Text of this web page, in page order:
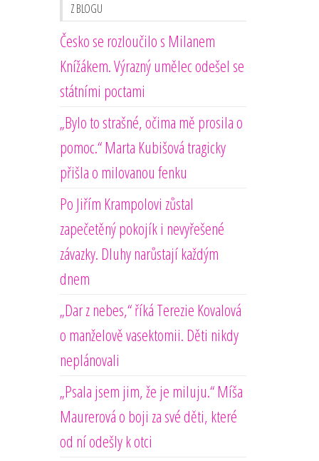
Z BLOGU
Česko se rozloučilo s Milanem
Knížákem. Výrazný umělec odešel se
státními poctami
„Bylo to strašné, očima mě prosila o
pomoc.“ Marta Kubišová tragicky
přišla o milovanou fenku
Po Jiřím Krampolovi zůstal
zapečetěný pokojík i nevyřešené
závazky. Dluhy narůstají každým
dnem
„Dar z nebes,“ říká Terezie Kovalová
o manželově vasektomii. Děti nikdy
neplánovali
„Psala jsem jim, že je miluju.“ Míša
Maurerová o boji za své děti, které
od ní odešly k otci